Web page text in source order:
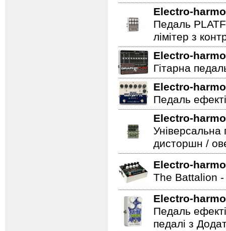
Electro-
Педаль
лімітер з
Electro-
Гітарна
Electro-
Педаль
Electro-
Універсальна
дисторшн /
Electro-
The Battalion -
Electro-
Педаль
педалі з